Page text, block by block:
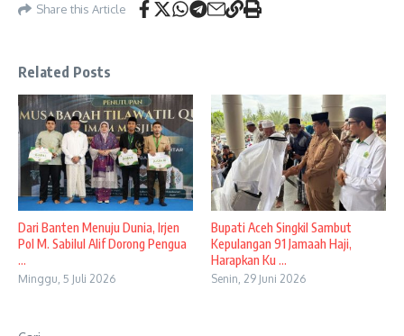
Share this Article
Related Posts
Dari Banten Menuju Dunia, Irjen
Pol M. Sabilul Alif Dorong Pengua
...
Minggu, 5 Juli 2026
Bupati Aceh Singkil Sambut
Kepulangan 91 Jamaah Haji,
Harapkan Ku ...
Senin, 29 Juni 2026